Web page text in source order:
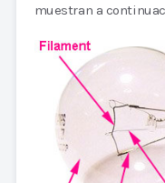
muestran a